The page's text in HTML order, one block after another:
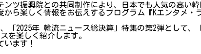
ツ振興院との共同制作により、日本でも人気の高い
から楽しく情報をお伝えするプログラム『Kエンタメ
「2025年 韓流ニュース総決算」特集の第2弾として
を楽しく紹介します。
ます！